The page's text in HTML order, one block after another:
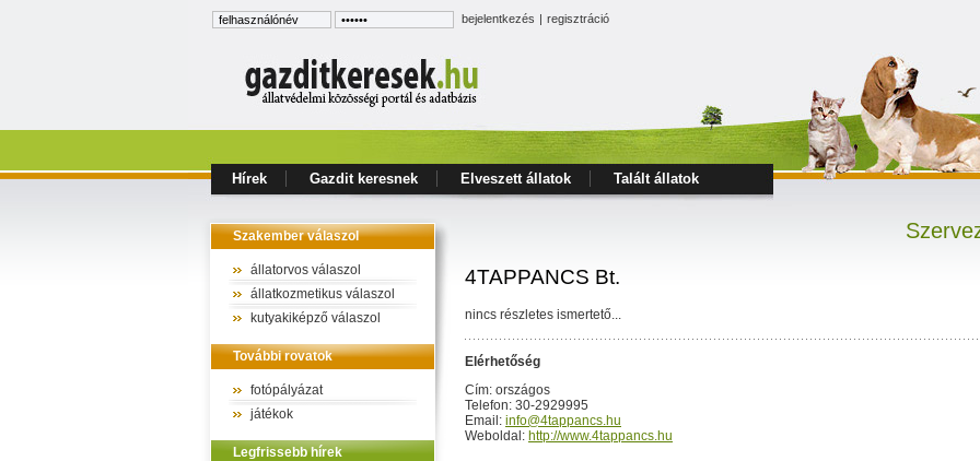
bejelentkezés | regisztráció
Hírek Gazdit keresnek Elveszett állatok Talált állatok
Szakember válaszol
állatorvos válaszol
állatkozmetikus válaszol
kutyakiképző válaszol
További rovatok
fotópályázat
játékok
Legfrissebb hírek
4TAPPANCS Bt.
nincs részletes ismertető...
Elérhetőség
Cím: országos
Telefon: 30-2929995
Email: info@4tappancs.hu
Weboldal: http://www.4tappancs.hu